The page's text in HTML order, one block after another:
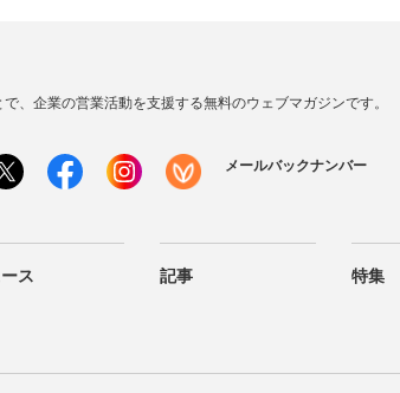
、企業の営業活動を支援する無料のウェブマガジンです。
メールバックナンバー
ス 記事 特集